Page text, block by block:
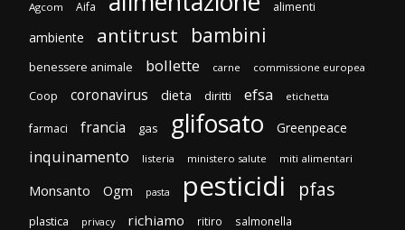
Agcom Aifa alimenti
ambiente antitrust bambini
benessere animale bollette carne commissione europea
Coop coronavirus dieta diritti efsa etichetta
farmaci francia gas glifosato Greenpeace
inquinamento listeria ministero salute miti alimentari
Monsanto Ogm pasta pesticidi pfas
plastica privacy richiamo ritiro salmonella